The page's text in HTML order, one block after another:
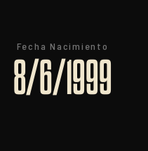
Fecha Nacimiento
8/6/1999